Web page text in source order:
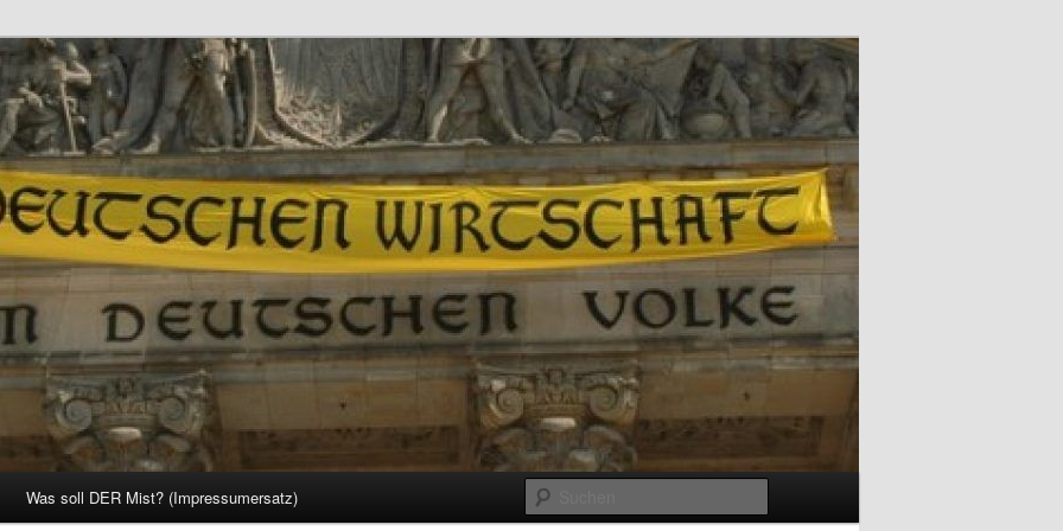
Was soll DER Mist? (Impressumersatz)